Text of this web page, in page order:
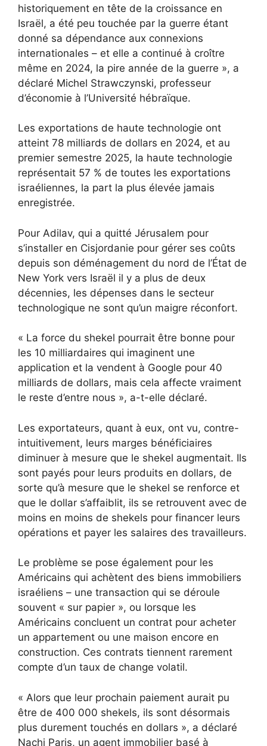
historiquement en tête de la croissance en
Israël, a été peu touchée par la guerre étant
donné sa dépendance aux connexions
internationales – et elle a continué à croître
même en 2024, la pire année de la guerre », a
déclaré Michel Strawczynski, professeur
d’économie à l’Université hébraïque.
Les exportations de haute technologie ont
atteint 78 milliards de dollars en 2024, et au
premier semestre 2025, la haute technologie
représentait 57 % de toutes les exportations
israéliennes, la part la plus élevée jamais
enregistrée.
Pour Adilav, qui a quitté Jérusalem pour
s’installer en Cisjordanie pour gérer ses coûts
depuis son déménagement du nord de l’État de
New York vers Israël il y a plus de deux
décennies, les dépenses dans le secteur
technologique ne sont qu’un maigre réconfort.
« La force du shekel pourrait être bonne pour
les 10 milliardaires qui imaginent une
application et la vendent à Google pour 40
milliards de dollars, mais cela affecte vraiment
le reste d’entre nous », a-t-elle déclaré.
Les exportateurs, quant à eux, ont vu, contre-
intuitivement, leurs marges bénéficiaires
diminuer à mesure que le shekel augmentait. Ils
sont payés pour leurs produits en dollars, de
sorte qu’à mesure que le shekel se renforce et
que le dollar s’affaiblit, ils se retrouvent avec de
moins en moins de shekels pour financer leurs
opérations et payer les salaires des travailleurs.
Le problème se pose également pour les
Américains qui achètent des biens immobiliers
israéliens – une transaction qui se déroule
souvent « sur papier », ou lorsque les
Américains concluent un contrat pour acheter
un appartement ou une maison encore en
construction. Ces contrats tiennent rarement
compte d’un taux de change volatil.
« Alors que leur prochain paiement aurait pu
être de 400 000 shekels, ils sont désormais
plus durement touchés en dollars », a déclaré
Nachi Paris, un agent immobilier basé à